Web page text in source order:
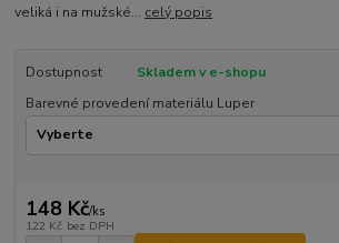
veliká i na mužské... celý popis
Dostupnost
Skladem v e-shopu
Barevné provedení materiálu Luper
148 Kč/ks
122 Kč bez DPH